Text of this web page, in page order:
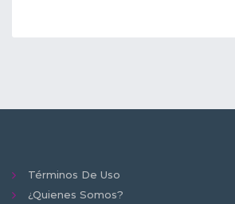
Términos De Uso
¿Quienes Somos?